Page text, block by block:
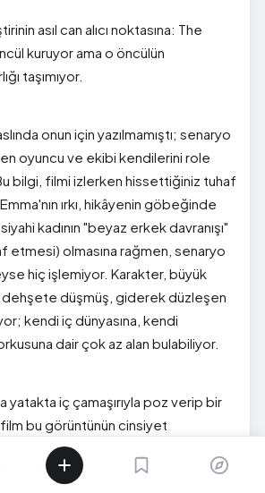
asıl can alıcı noktasına: The
kuruyor ama o öncülün
taşımıyor.
onun için yazılmamıştı; senaryo
oyuncu ve ekibi kendilerini role
bilgi, filmi izlerken hissettiğiniz tuhaf
ırkı, hikâyenin göbeğinde
kadının "beyaz erkek davranışı"
etmesi) olmasına rağmen, senaryo
hiç işlemiyor. Karakter, büyük
düşmüş, giderek düzleşen
kendi iç dünyasına, kendi
dair çok az alan bulabiliyor.
yatakta iç çamaşırıyla poz verip bir
bu görüntünün cinsiyet
ama ırksal boyutuna aynı
Zendaya'nın son dönem